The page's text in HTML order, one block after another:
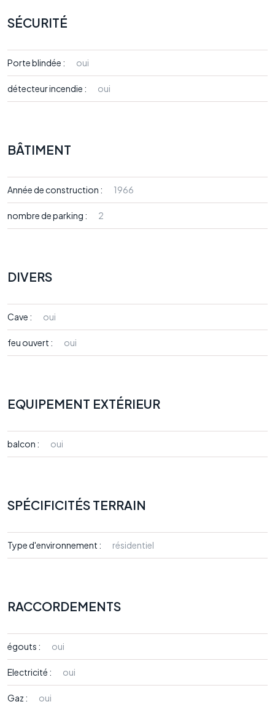
SÉCURITÉ
Porte blindée : oui
détecteur incendie : oui
BÂTIMENT
Année de construction : 1966
nombre de parking : 2
DIVERS
Cave : oui
feu ouvert : oui
EQUIPEMENT EXTÉRIEUR
balcon : oui
SPÉCIFICITÉS TERRAIN
Type d'environnement : résidentiel
RACCORDEMENTS
égouts : oui
Electricité : oui
Gaz : oui